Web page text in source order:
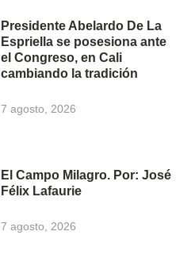
Presidente Abelardo De La
Espriella se posesiona ante
el Congreso, en Cali
cambiando la tradición
7 agosto, 2026
El Campo Milagro. Por: José
Félix Lafaurie
7 agosto, 2026